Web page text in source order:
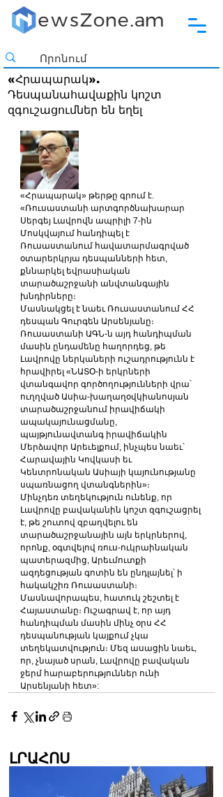
«Հրապարակ».
Դեսպանահավաքին կոշտ
զգուշացումներ են եղել
«Հրապարակ» թերթը գրում է.
«Ռուսաստանի արտգործնախարար
Սերգեյ Լավրովն ապրիլի 7-ին
Մոսկվայում հանդիպել է
Ռուսաստանում հավատարմագրված
օտարերկրյա դեսպանների հետ,
քննարկել եվրասիական
տարածաշրջանի անվտանգային
խնդիրները։
Մասնակցել է նաեւ Ռուսաստանում ՀՀ
դեսպան Գուրգեն Արսենյանը։
Ռուսաստանի ԱԳՆ-ն այդ հանդիպման
մասին ընդամենը հաղորդեց, թե
Լավրովը ներկաների ուշադրությունն է
հրավիրել «ՆԱՏՕ-ի երկրների
վտանգավոր գործողությունների վրա՝
ուղղված Ասիա-խաղաղօվկիանոսյան
տարածաշրջանում իրավիճակի
ապակայունացմանը,
պայթյունավտանգ իրավիճակին
Մերձավոր Արեւելքում, ինչպես նաեւ՝
Հարավային Կովկասի եւ
Կենտրոնական Ասիայի կայունությանը
սպառնացող վտանգներին»։
Մինչդեռ տեղեկություն ունենք, որ
Լավրովը բավականին կոշտ զգուշացրել
է, թե շուտով զբաղվելու են
տարածաշրջանային այն երկրներով,
որոնք, օգտվելով ռուս-ուկրաինական
պատերազմից, Արեւմուտքի
ազդեցության գոտին են ընդլայնել՝ ի
հակակշիռ Ռուսաստանի։
Մասնավորապես, հատուկ շեշտել է
Հայաստանը։ Ուշագրավ է, որ այդ
հանդիպման մասին մինչ օրս ՀՀ
դեսպանության կայքում չկա
տեղեկատվություն։ Մեզ ասացին նաեւ,
որ, չնայած սրան, Լավրովը բավական
ջերմ հարաբերություններ ունի
Արսենյանի հետ»:
ԼՐԱՀՈՍ